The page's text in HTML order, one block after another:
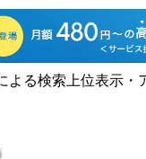
よる検索上位表示